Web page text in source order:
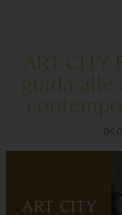
ART CITY
guida alle